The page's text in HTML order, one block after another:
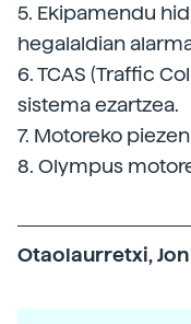
5. Ekipamendu
hegalaldian
6. TCAS (Traffic
sistema ezartzea.
7. Motoreko
8. Olympus
Otaolaurretxi, Jon